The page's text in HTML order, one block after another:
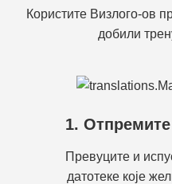
Користите Визлого-ов
добили
1. Отпремите
Превуците и
датотеке које